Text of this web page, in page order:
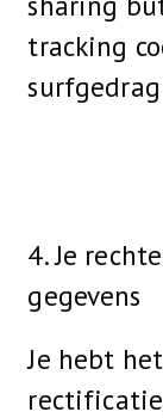
tracking
4. Je
gegevens
Je hebt